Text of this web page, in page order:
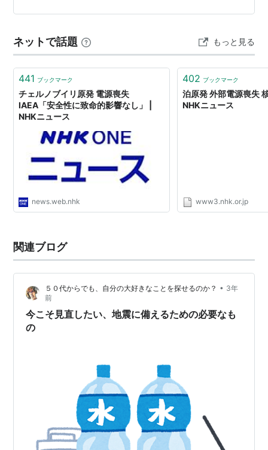
の？ と、思ったら先様も様子がおかしいわけです。最初
の「居眠り」に気付いたころから生返事が多くなりまし
た。これは怒らせたかな、と思ってたら… お前もこくり
こくり居眠りしはじめるんかい！ まあなじみ…
ネットで話題 もっと見る
441 ブックマーク
チェルノブイリ原発 電源喪失
IAEA「安全性に致命的影響なし」 |
NHKニュース
news.web.nhk
402 ブックマーク
泊原発 外部電源喪失
NHKニュース
www3.nhk.or.jp
関連ブログ
５０代からでも、自分の大好きなことを探せるのか？ • 3年
前
今こそ見直したい、地震に備えるための必要なも
の